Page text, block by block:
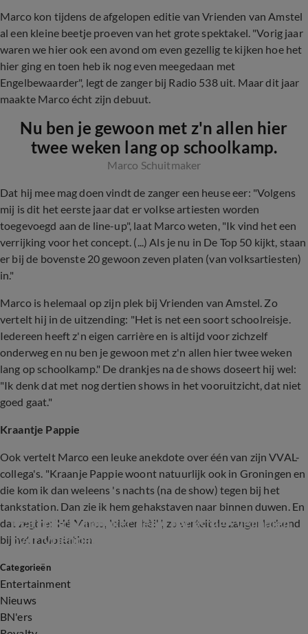
Marco kon tijdens de afgelopen editie van Vrienden van Amstel
al een kleine beetje proeven van het grote spektakel. "Vorig jaar
waren we hier ook een avond om even gezellig te kijken hoe het
hier ging en toen heb ik nog even meegedaan met
Engelbewaarder", legt de zanger bij Radio 538 uit. Maar dit jaar
maakte Marco écht zijn debuut.
Nu ben je gewoon met z'n allen hier
twee weken lang op schoolkamp.
Marco Schuitmaker
Dat hij mee mag doen vindt de zanger een heuse eer: "Volgens
mij is dit het eerste jaar dat er volkse artiesten worden
toegevoegd aan de line-up", laat Marco weten, "Ik vind het een
verrijking voor het concept. (...) Als je nu in De Top 50 kijkt, staan
er bij de bovenste 20 gewoon zeven platen (van volksartiesten)
in."
Marco is helemaal op zijn plek bij Vrienden van Amstel. Zo
vertelt hij in de uitzending: "Het is net een soort schoolreisje.
Iedereen heeft z'n eigen carrière en is altijd voor zichzelf
onderweg en nu ben je gewoon met z'n allen hier twee weken
lang op schoolkamp." De drankjes na de shows doseert hij wel:
"Ik denk dat met nog dertien shows in het vooruitzicht, dat niet
goed gaat."
Kraantje Pappie
Ook vertelt Marco een leuke anekdote over één van zijn VVAL-
collega's. "Kraanje Pappie woont natuurlijk ook in Groningen en
die kom ik dan weleens 's nachts (na de show) tegen bij het
tankstation. Dan zie ik hem gehakstaven naar binnen duwen. En
dat zegt ie: 'Hé Marco, lekker hè!'", zo vertelt de zanger lachend
bij het radiostation.
7:12
Marco Schuitmaker deelt backstage verhalen
over Vrienden van Amstel LIVE! (KIJK Radio
Categorieën
Entertainment
Nieuws
BN'ers